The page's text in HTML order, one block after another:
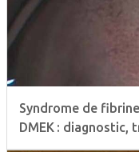
Syndrome de
DMEK :